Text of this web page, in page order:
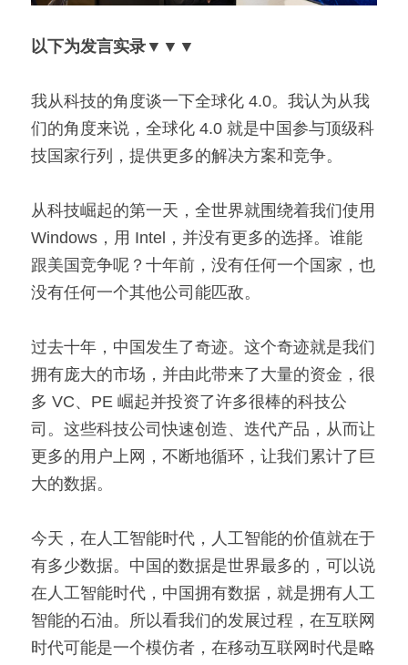
以下为发言实录 ▼▼▼
我从科技的角度谈一下全球化 4.0。我认为从我
们的角度来说，全球化 4.0 就是中国参与顶级科
技国家行列，提供更多的解决方案和竞争。
从科技崛起的第一天，全世界就围绕着我们使用
Windows，用 Intel，并没有更多的选择。谁能
跟美国竞争呢？十年前，没有任何一个国家，也
没有任何一个其他公司能匹敌。
过去十年，中国发生了奇迹。这个奇迹就是我们
拥有庞大的市场，并由此带来了大量的资金，很
多 VC、PE 崛起并投资了许多很棒的科技公
司。这些科技公司快速创造、迭代产品，从而让
更多的用户上网，不断地循环，让我们累计了巨
大的数据。
今天，在人工智能时代，人工智能的价值就在于
有多少数据。中国的数据是世界最多的，可以说
在人工智能时代，中国拥有数据，就是拥有人工
智能的石油。所以看我们的发展过程，在互联网
时代可能是一个模仿者，在移动互联网时代是略